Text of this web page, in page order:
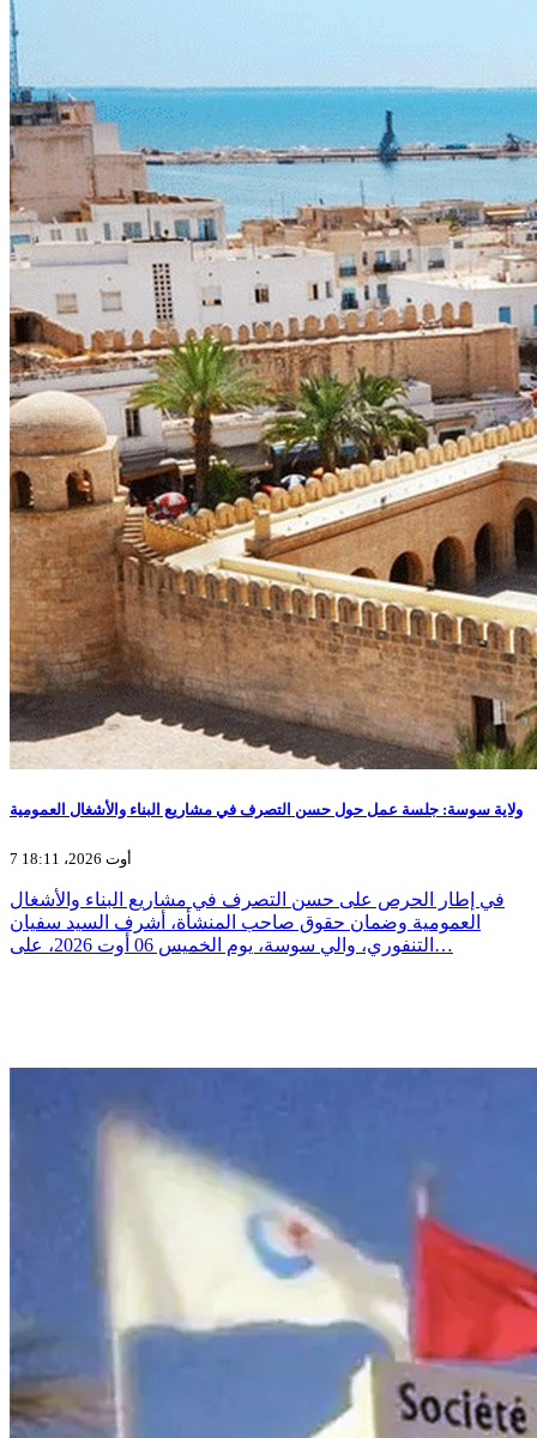
ولاية سوسة: جلسة عمل حول حسن التصرف في مشاريع البناء والأشغال العمومية
7 أوت 2026، 18:11
في إطار الحرص على حسن التصرف في مشاريع البناء والأشغال
العمومية وضمان حقوق صاحب المنشأة، أشرف السيد سفيان
التنفوري، والي سوسة، يوم الخميس 06 أوت 2026، على…